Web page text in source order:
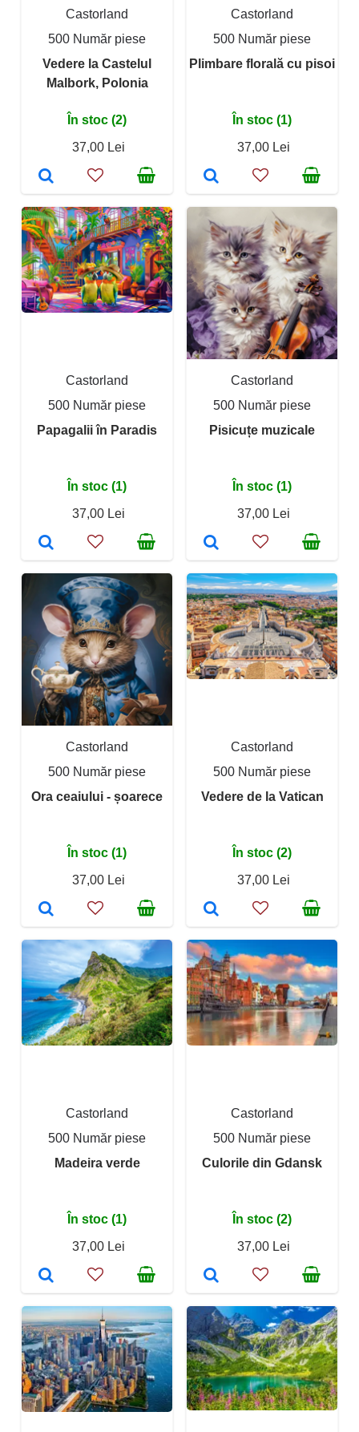
Castorland
500 Număr piese
Vedere la Castelul
Malbork, Polonia
În stoc (2)
37,00 Lei
Castorland
500 Număr piese
Plimbare florală cu pisoi
În stoc (1)
37,00 Lei
Castorland
500 Număr piese
Papagalii în Paradis
În stoc (1)
37,00 Lei
Castorland
500 Număr piese
Pisicuțe muzicale
În stoc (1)
37,00 Lei
Castorland
500 Număr piese
Ora ceaiului - șoarece
În stoc (1)
37,00 Lei
Castorland
500 Număr piese
Vedere de la Vatican
În stoc (2)
37,00 Lei
Castorland
500 Număr piese
Madeira verde
În stoc (1)
37,00 Lei
Castorland
500 Număr piese
Culorile din Gdansk
În stoc (2)
37,00 Lei